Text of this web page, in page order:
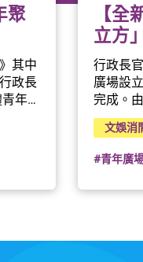
聚
其中
政長
年
會員
發展
年發
目後
社區
於今
【
立方
行政長
廣場設
完成。
青年廣
青立方
營運。
休憩放
潛能及
8時歡迎
文娛消
#青年廣